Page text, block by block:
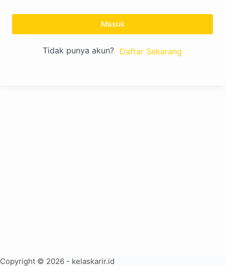
Masuk
Tidak punya akun? Daftar Sekarang
Copyright © 2026 - kelaskarir.id